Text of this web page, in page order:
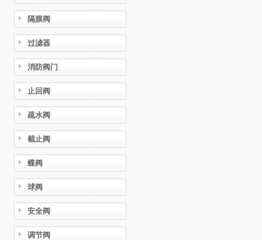
隔膜阀
过滤器
消防阀门
止回阀
疏水阀
截止阀
蝶阀
球阀
安全阀
调节阀